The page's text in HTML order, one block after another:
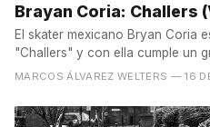
Brayan Coria: Challers
El skater mexicano Bryan Coria
"Challers" y con ella cumple un
MARCOS ÁLVAREZ WELTERS — 16